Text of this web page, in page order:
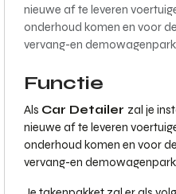
nieuwe af te leveren
onderhoud komen en voor
vervang-en
Functie
Als Car Detailer zal je
nieuwe af te leveren
onderhoud komen en voor
vervang-en